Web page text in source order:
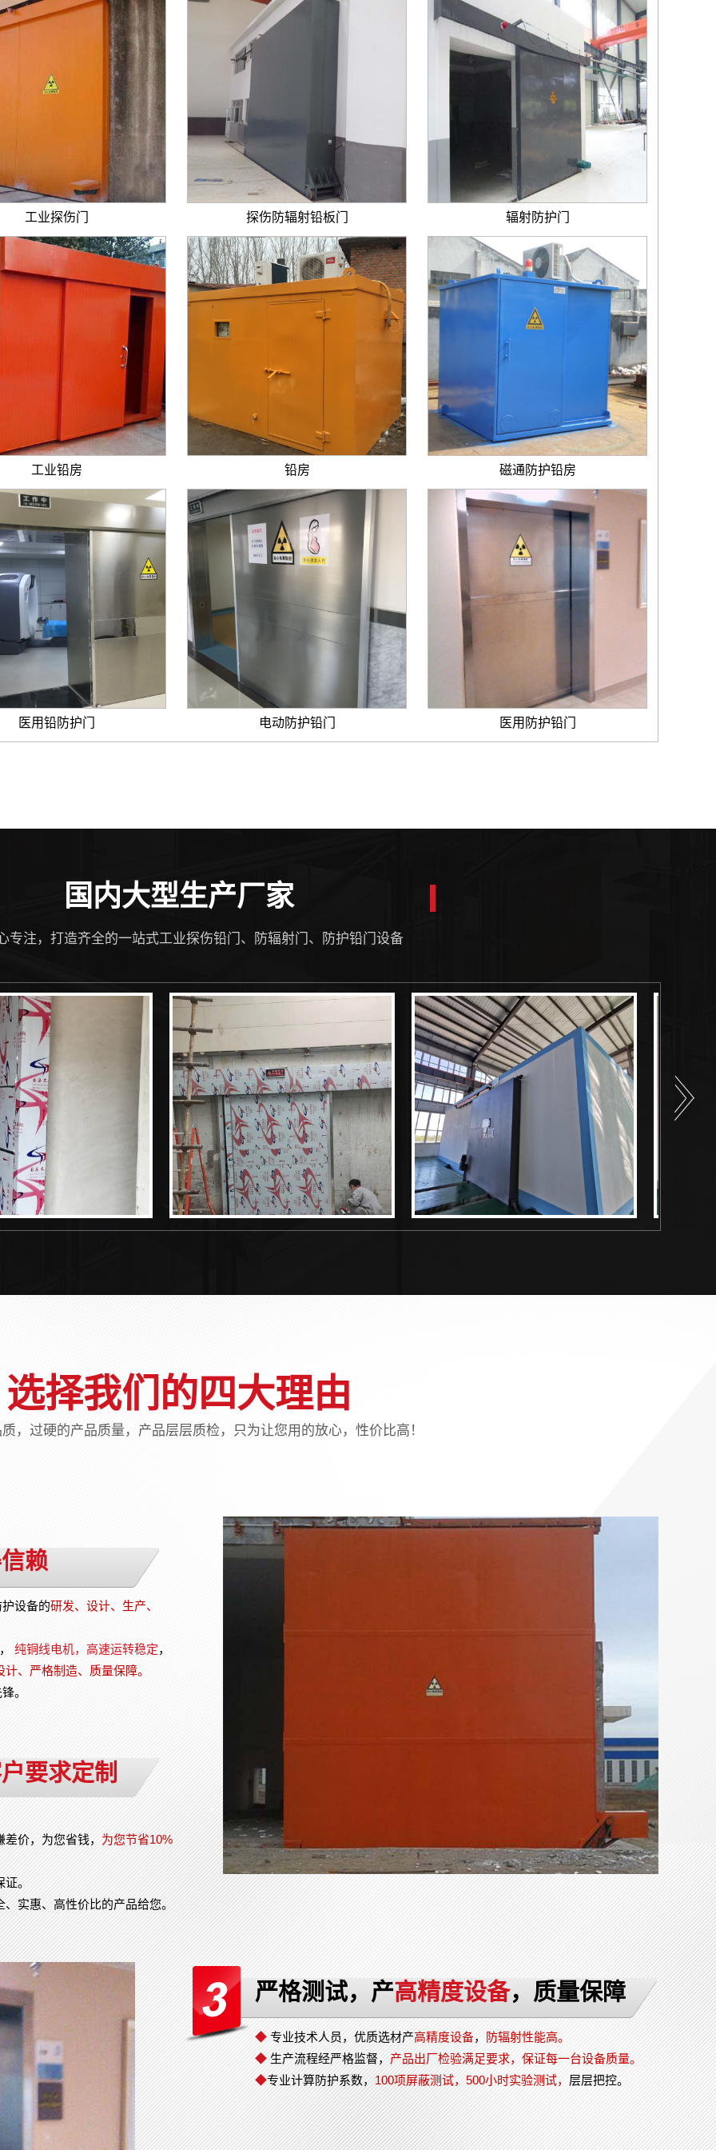
工业探伤门 探伤防辐射铅板门 辐射防护门
工业铅房 铅房 磁通防护铅房
医用铅防护门 电动防护铅门 医用防护铅门
国内大型生产厂家
专注，打造齐全的一站式工业探伤铅门、防辐射门、防护铅门设备
选择我们的四大理由
，过硬的产品质量，产品层层质检，只为让您用的放心，性价比高！
赖
设备的研发、设计、生产、
纯铜线电机，高速运转稳定，
计、严格制造、质量保障。
。
要求定制
差价，为您省钱，为您节省10%
证。
、实惠、高性价比的产品给您。
严格测试，产高精度设备，质量保障
◆ 专业技术人员，优质选材产高精度设备，
防辐射性能高。
◆生产流程经严格监督，产品出厂检验满足要求，保证每一台设备质量。
◆专业计算防护系数，100项屏蔽测试，500小时实验测试， 层层把控。